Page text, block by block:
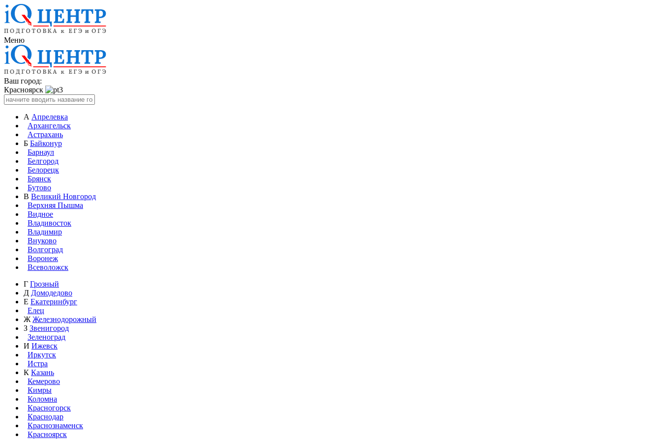
Меню
Ваш город:
Красноярск
А Апрелевка
Архангельск
Астрахань
Б Байконур
Барнаул
Белгород
Белорецк
Брянск
Бутово
В Великий Новгород
Верхняя Пышма
Видное
Владивосток
Владимир
Внуково
Волгоград
Воронеж
Всеволожск
Г Грозный
Д Домодедово
Е Екатеринбург
Елец
Ж Железнодорожный
З Звенигород
Зеленоград
И Ижевск
Иркутск
Истра
К Казань
Кемерово
Кимры
Коломна
Красногорск
Краснодар
Краснознаменск
Красноярск